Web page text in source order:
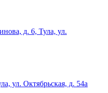
д. 6, Тула, ул.
ул. Октябрьская, д. 54а